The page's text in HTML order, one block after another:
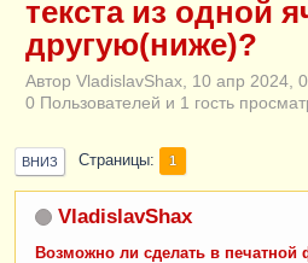
текста из одной
другую(ниже)?
Автор VladislavShax, 10 апр 2024,
0 Пользователей и 1 гость
ВНИЗ Страницы 1
VladislavShax
Возможно ли сделать в печатной